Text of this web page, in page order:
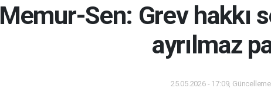
Memur-Sen: Grev hakkı
ayrılmaz
25.05.2026 - 17:09,